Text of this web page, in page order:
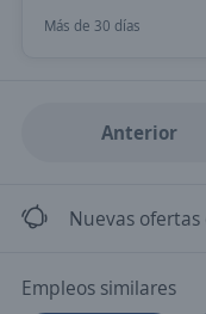
Más de 30 días
Anterior
Nuevas
Empleos similares